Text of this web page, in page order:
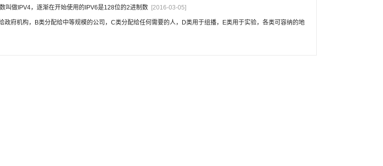
叫做IPV4，逐渐在开始使用的IPV6是128位的2进制数 [2016-03-05]
政府机构，B类分配给中等规模的公司，C类分配给任何需要的人，D类用于组播，E类用于实验，各类可容纳的地